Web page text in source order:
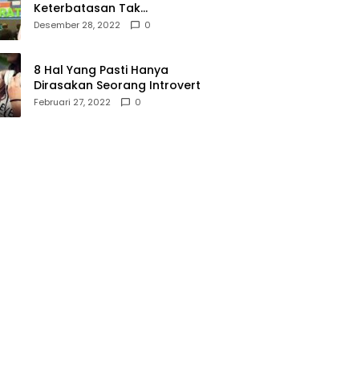
Keterbatasan Tak
Menghalangi Segalanya
Desember 28, 2022 0
8 Hal Yang Pasti Hanya
Dirasakan Seorang Introvert
Februari 27, 2022 0